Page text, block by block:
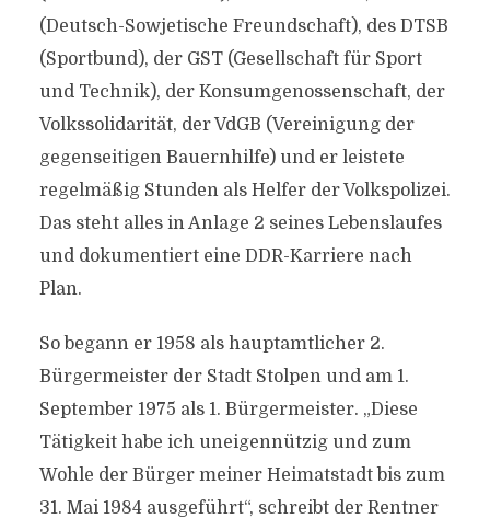
(Deutsch-Sowjetische Freundschaft), des DTSB
(Sportbund), der GST (Gesellschaft für Sport
und Technik), der Konsumgenossenschaft, der
Volkssolidarität, der VdGB (Vereinigung der
gegenseitigen Bauernhilfe) und er leistete
regelmäßig Stunden als Helfer der Volkspolizei.
Das steht alles in Anlage 2 seines Lebenslaufes
und dokumentiert eine DDR-Karriere nach
Plan.
So begann er 1958 als hauptamtlicher 2.
Bürgermeister der Stadt Stolpen und am 1.
September 1975 als 1. Bürgermeister. „Diese
Tätigkeit habe ich uneigennützig und zum
Wohle der Bürger meiner Heimatstadt bis zum
31. Mai 1984 ausgeführt“, schreibt der Rentner